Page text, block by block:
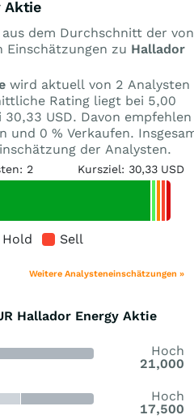
Aktie
dem Durchschnitt der von
Einschätzungen zu Hallador
wird aktuell von 2 Analysten
Rating liegt bei 5,00
USD. Davon empfehlen
und 0 % Verkaufen.
der Analysten.
2 Kursziel: 30,33 USD
Hold
Sell
Weitere Analysteneinschätzungen »
Hallador Energy Aktie
Hoch
21,000
Hoch
17,500